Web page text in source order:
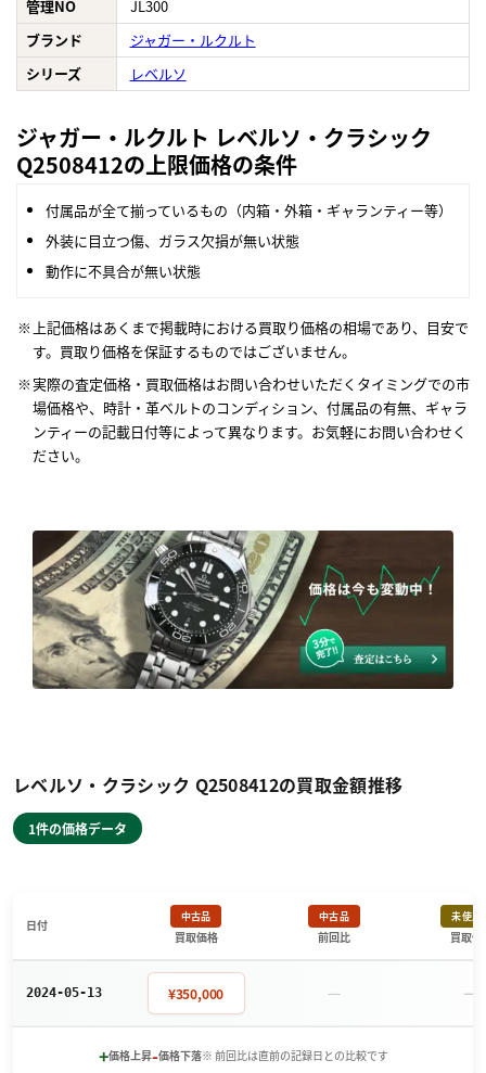
管理NO
JL300
ブランド
ジャガー・ルクルト
シリーズ
レベルソ
ジャガー・ルクルト レベルソ・クラシック
Q2508412の上限価格の条件
付属品が全て揃っているもの（内箱・外箱・ギャランティー等）
外装に目立つ傷、ガラス欠損が無い状態
動作に不具合が無い状態
上記価格はあくまで掲載時における買取り価格の相場であり、目安で
す。買取り価格を保証するものではございません。
実際の査定価格・買取価格はお問い合わせいただくタイミングでの市
場価格や、時計・革ベルトのコンディション、付属品の有無、ギャラ
ンティーの記載日付等によって異なります。お気軽にお問い合わせく
ださい。
レベルソ・クラシック Q2508412の買取金額推移
1件の価格データ
日付
中古品
買取価格
中古品
前回比
未使用
買取価
2024-05-13 ¥350,000 － －
+価格上昇-価格下落※ 前回比は直前の記録日との比較です